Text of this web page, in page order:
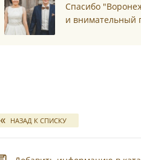
Спасибо
и внимательный
НАЗАД К СПИСКУ